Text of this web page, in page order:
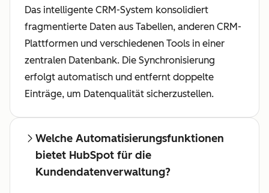
Das intelligente CRM-System konsolidiert
fragmentierte Daten aus Tabellen, anderen CRM-
Plattformen und verschiedenen Tools in einer
zentralen Datenbank. Die Synchronisierung
erfolgt automatisch und entfernt doppelte
Einträge, um Datenqualität sicherzustellen.
Welche Automatisierungsfunktionen
bietet HubSpot für die
Kundendatenverwaltung?